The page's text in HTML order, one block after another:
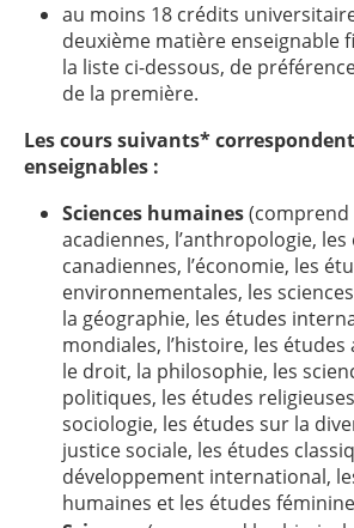
au moins 18 crédits
deuxième matière enseignable
la liste ci-dessous, de
de la première.
Les cours suivants*
enseignables :
Sciences humaines(comprend
acadiennes, l’anthropologie, les
canadiennes, l’économie, les
environnementales, les
la géographie, les études
mondiales, l’histoire, les
le droit, la philosophie, les
politiques, les études
sociologie, les études sur la
justice sociale, les études
développement international,
humaines et les études